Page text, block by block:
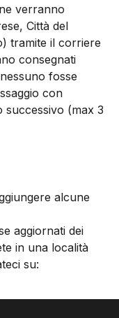
verranno
Città del
tramite il corriere
consegnati
fosse
con
successivo (max 3
alcune
aggiornati dei
in una località
su: